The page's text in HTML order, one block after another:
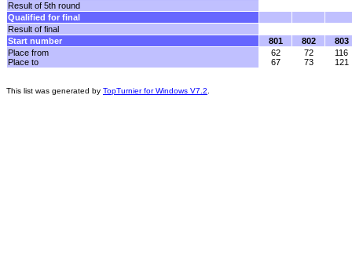
Result of 5th round
Qualified for final
Result of final
Start number
801 802
803
Place from
Place to
62
67
72
73
116
121
This list was generated by TopTurnier for Windows V7.2